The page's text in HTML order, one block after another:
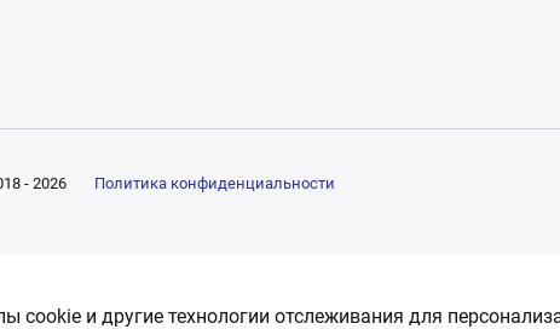
- 2026 Политика конфиденциальности
cookie и другие технологии отслеживания для